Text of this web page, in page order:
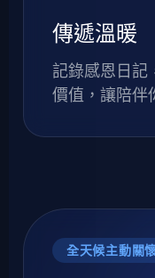
傳遞溫暖
記錄感恩日記
價值，讓陪伴
全天候主動關